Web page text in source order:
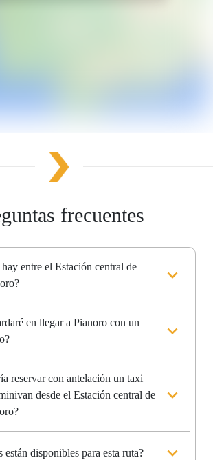
frecuentes
entre el Estación central de
en llegar a Pianoro con un
reservar con antelación un taxi
desde el Estación central de
están disponibles para esta ruta?